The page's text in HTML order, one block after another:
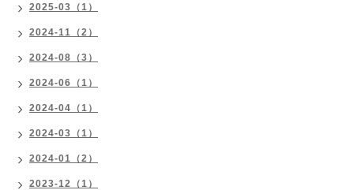
2025-03（1）
2024-11（2）
2024-08（3）
2024-06（1）
2024-04（1）
2024-03（1）
2024-01（2）
2023-12（1）